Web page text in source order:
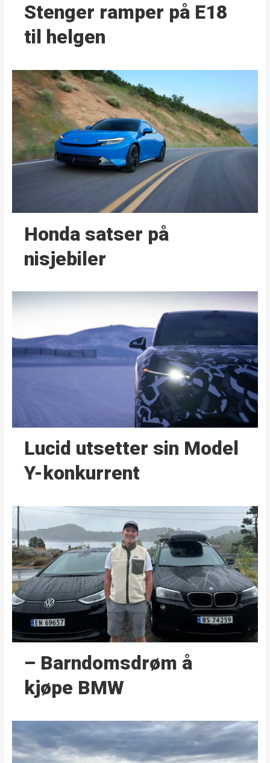
Stenger ramper på E18
til helgen
Honda satser på
nisjebiler
Lucid utsetter sin Model
Y-konkurrent
– Barndoms­drøm å
kjøpe BMW